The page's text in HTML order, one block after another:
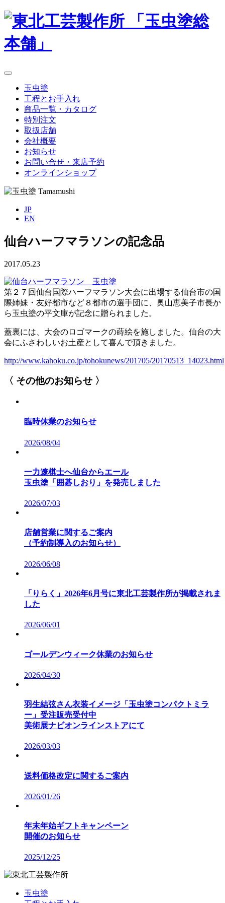
玉虫塗
工程とお手入れ
商品一覧・カタログ
特別注文
取扱店舗
会社概要
お知らせ
お問い合せ・来店予約
オンラインショップ
JP
EN
仙台ハーフマラソンの記念品
2017.05.23
第２７回仙台国際ハーフマラソン大会に出場する仙台市の国
際姉妹・友好都市など８都市の選手団に、奥山恵美子市長か
ら玉虫塗の平文庫が記念に贈られました。
蓋裏には、大会のロゴマークの蒔絵を施しました。仙台の大
会にふさわしいお土産として喜んで頂きました。
http://www.kahoku.co.jp/tohokunews/201705/20170513_14023.html
〈 その他のお知らせ 〉
臨時休業のお知らせ
2026/08/04
一力遼棋士へ仙台からエール
玉虫塗「囲碁しおり」を発売しました
2026/07/03
店舗営業に関するご案内
（予約制導入のお知らせ）
2026/06/08
「りらく」2026年6月号に東北工芸製作所が掲載されま
した
2026/06/01
ゴールデンウィーク休業のお知らせ
2026/04/30
羽生結弦さん衣装イメージ「玉虫塗コンパクトミラ
ー」受注販売受付中
美術展ナビオンラインストアにて
2026/03/03
送料価格改定に関するご案内
2026/01/26
年末年始ギフトキャンペーン
開催のお知らせ
2025/12/25
玉虫塗